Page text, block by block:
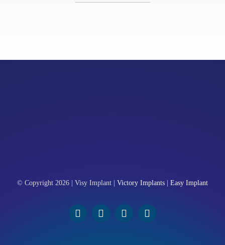
© Copyright 2026 | Visy Implant | Victory Implants | Easy Implant